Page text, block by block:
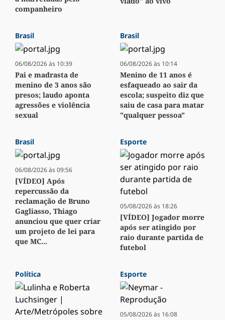
companheiro
Brasil
06/08/2026 às 10:39
Pai e madrasta de
menino de 3 anos são
presos; laudo aponta
agressões e violência
sexual
Brasil
06/08/2026 às 10:14
Menino de 11 anos é
esfaqueado ao sair da
escola; suspeito diz que
saiu de casa para matar
"qualquer pessoa"
Brasil
06/08/2026 às 09:56
[VÍDEO] Após
repercussão da
reclamação de Bruno
Gagliasso, Thiago
anunciou que quer criar
um projeto de lei para
que MC...
Esporte
05/08/2026 às 18:26
[VÍDEO] Jogador morre
após ser atingido por
raio durante partida de
futebol
Política Esporte
05/08/2026 às 16:08